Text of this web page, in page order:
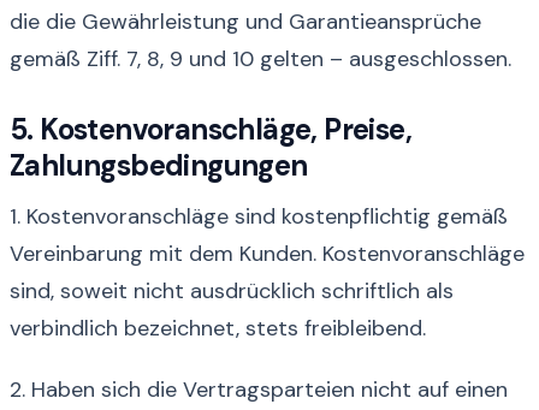
die die Gewährleistung und Garantieansprüche
gemäß Ziff. 7, 8, 9 und 10 gelten – ausgeschlossen.
5. Kostenvoranschläge, Preise,
Zahlungsbedingungen
1. Kostenvoranschläge sind kostenpflichtig gemäß
Vereinbarung mit dem Kunden. Kostenvoranschläge
sind, soweit nicht ausdrücklich schriftlich als
verbindlich bezeichnet, stets freibleibend.
2. Haben sich die Vertragsparteien nicht auf einen